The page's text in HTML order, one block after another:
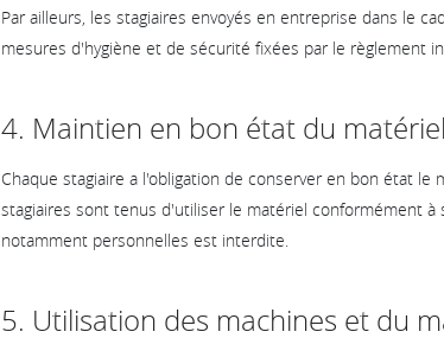
Par ailleurs, les stagiaires envoyés en entreprise dans le
mesures d'hygiène et de sécurité fixées par le règlement
4. Maintien en bon état du matériel
Chaque stagiaire a l'obligation de conserver en bon état
stagiaires sont tenus d'utiliser le matériel conformément à
notamment personnelles est interdite.
5. Utilisation des machines et du